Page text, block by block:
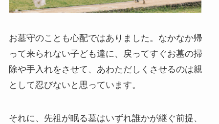
お墓守のことも心配ではありました。なかなか帰
って来られない子ども達に、戻ってすぐお墓の掃
除や手入れをさせて、あわただしくさせるのは親
として忍びないと思っています。
それに、先祖が眠る墓はいずれ誰かが継ぐ前提、